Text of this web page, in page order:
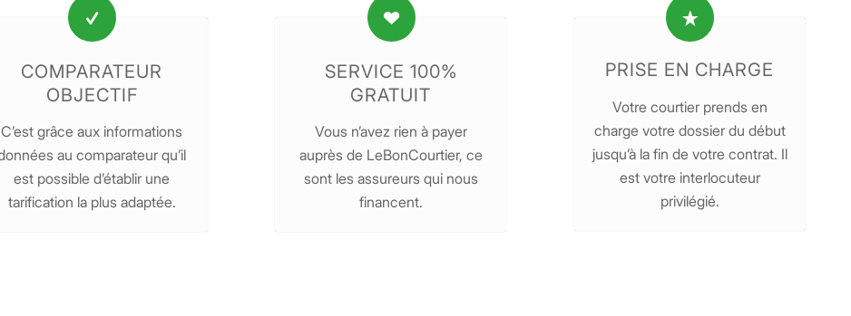
COMPARATEUR
OBJECTIF
C’est grâce aux informations
au comparateur qu’il
est possible d’établir une
tarification la plus adaptée.
SERVICE 100%
GRATUIT
Vous n’avez rien à payer
auprès de LeBonCourtier, ce
sont les assureurs qui nous
financent.
PRISE EN CHARGE
Votre courtier prends en
charge votre dossier du début
jusqu’à la fin de votre contrat. Il
est votre interlocuteur
privilégié.